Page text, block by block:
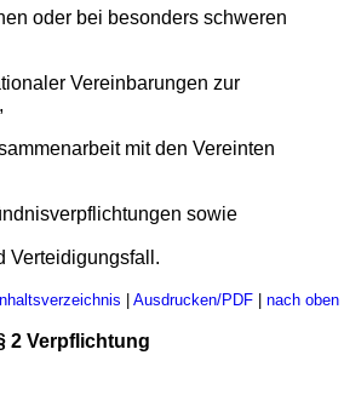
oder bei besonders schweren
Vereinbarungen zur
mit den Vereinten
sowie
Verteidigungsfall.
Inhaltsverzeichnis Ausdrucken/PDF| nach oben
2 Verpflichtung